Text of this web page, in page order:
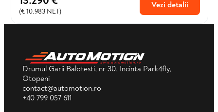
(€ 10.983 NET)
Vezi detalii
Drumul Garii Balotesti, nr 30, Incinta Park4fly,
Otopeni
contact@automotion.ro
+40 799 057 611